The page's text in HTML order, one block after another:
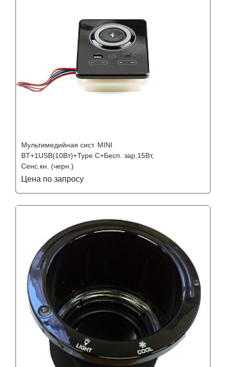
Мультимедийная сист. MINI
BT+1USB(10Вт)+Type C+Бесп. зар.15Вт,
Сенс.кн. (черн.)
Цена по запросу